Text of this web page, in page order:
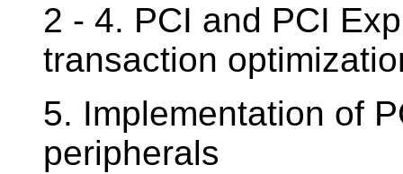
2 - 4. PCI and PCI
transaction
5. Implementation of
peripherals